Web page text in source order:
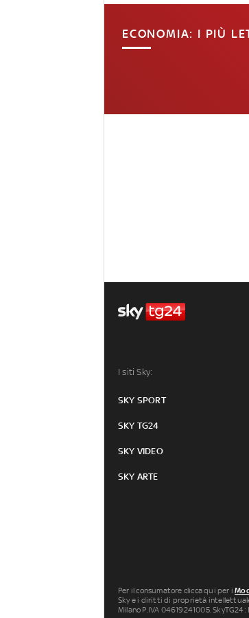
ECONOMIA: I PIÙ
I siti Sky:
SKY SPORT
SKY TG24
SKY VIDEO
SKY ARTE
Per il consumatore clicca qui per i
Sky e i diritti di proprietà intellettuale
Milano P.IVA 04619241005.